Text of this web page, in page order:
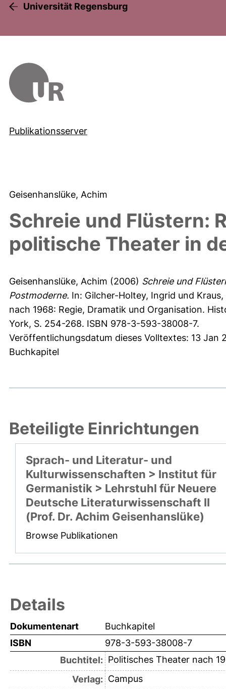
Universität Regensburg
Publikationsserver
Geisenhanslüke, Achim
Schreie und Flüstern:
politische Theater in
Geisenhanslüke, Achim (2006) Schreie und
Postmoderne. In: Gilcher-Holtey, Ingrid und
nach 1968: Regie, Dramatik und Organisation.
York, S. 254-268. ISBN 978-3-593-38008-7.
Veröffentlichungsdatum dieses Volltextes: 13 Jan
Buchkapitel
Beteiligte Einrichtungen
Sprach- und Literatur- und
Kulturwissenschaften > Institut für
Germanistik > Lehrstuhl für Neuere
Deutsche Literaturwissenschaft II
(Prof. Dr. Achim Geisenhanslüke)
Browse Publikationen
Details
Dokumentenart
Buchkapitel
ISBN
978-3-593-38008-7
Buchtitel: Politisches Theater nach
Verlag: Campus